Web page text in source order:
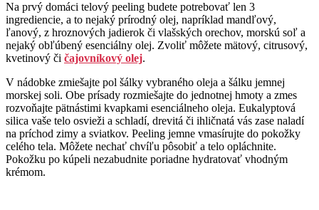
Na prvý domáci telový peeling budete potrebovať len 3
ingrediencie, a to nejaký prírodný olej, napríklad mandľový,
ľanový, z hroznových jadierok či vlašských orechov, morskú soľ a
nejaký obľúbený esenciálny olej. Zvoliť môžete mätový, citrusový,
kvetinový či čajovníkový olej.
V nádobke zmiešajte pol šálky vybraného oleja a šálku jemnej
morskej soli. Obe prísady rozmiešajte do jednotnej hmoty a zmes
rozvoňajte pätnástimi kvapkami esenciálneho oleja. Eukalyptová
silica vaše telo osvieži a schladí, drevitá či ihličnatá vás zase naladí
na príchod zimy a sviatkov. Peeling jemne vmasírujte do pokožky
celého tela. Môžete nechať chvíľu pôsobiť a telo opláchnite.
Pokožku po kúpeli nezabudnite poriadne hydratovať vhodným
krémom.